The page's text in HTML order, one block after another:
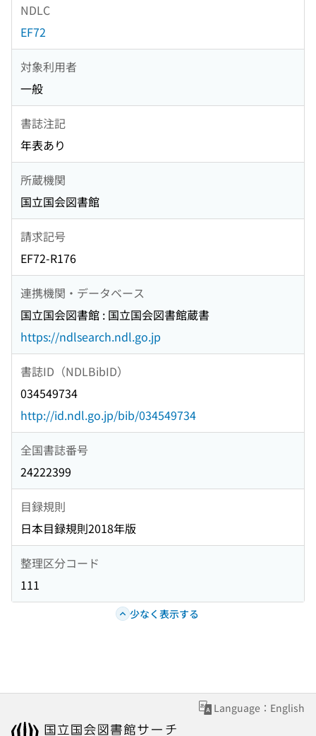
NDLC
EF72
対象利用者
一般
書誌注記
年表あり
所蔵機関
国立国会図書館
請求記号
EF72-R176
連携機関・データベース
国立国会図書館 : 国立国会図書館蔵書
https://ndlsearch.ndl.go.jp
書誌ID（NDLBibID）
034549734
http://id.ndl.go.jp/bib/034549734
全国書誌番号
24222399
目録規則
日本目録規則2018年版
整理区分コード
111
少なく表示する
Language：English